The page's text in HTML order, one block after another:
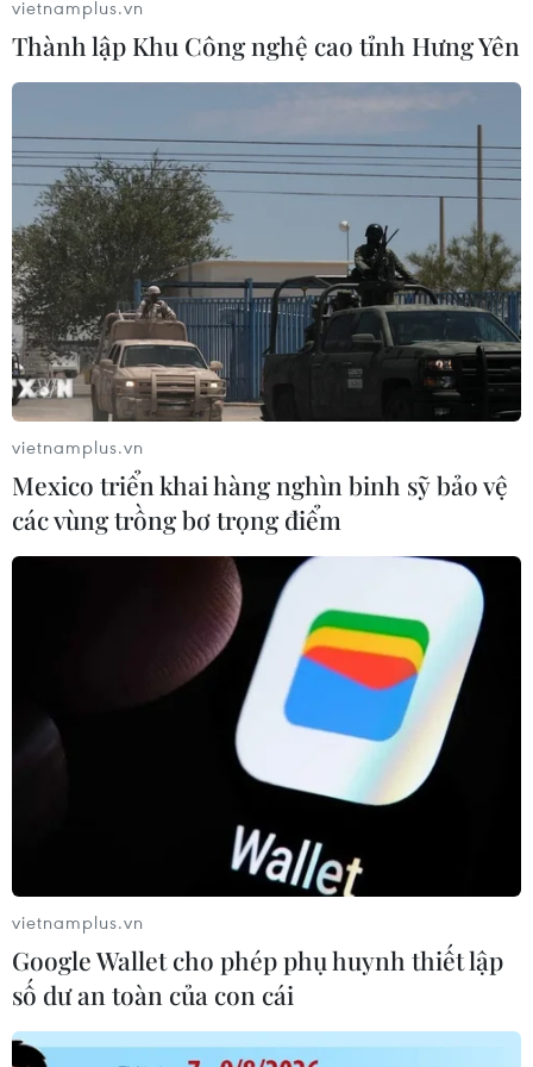
Những sở thích hàng đầu của cựu Đệ nhất phu
nhân nước Nga là du lịch, trượttuyết, đọc tài
liệu lịch sử trong và ngoài nước, nghiên cứu về
Khôi Nguyên (Vietnam+)
#Y tá
#Đệ nhất Phu nhân Nga
#Truyền thông Nga
TIN CÙNG CHUYÊN MỤC
Công an Lào Cai kịp thời cứu nạn, hỗ
vietnamplus.vn
Thành lập Khu Công nghệ cao tỉnh Hưng Yên
vietnamplus.vn
Mexico triển khai hàng nghìn binh sỹ bảo vệ
các vùng trồng bơ trọng điểm
vietnamplus.vn
Google Wallet cho phép phụ huynh thiết lập
số dư an toàn của con cái